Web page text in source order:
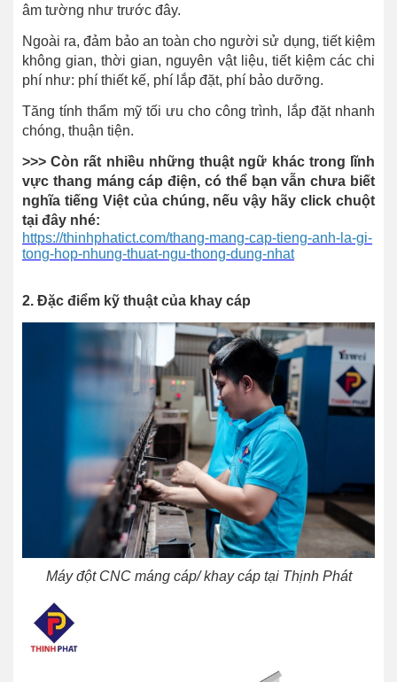
âm tường như trước đây.
Ngoài ra, đảm bảo an toàn cho người sử dụng, tiết kiệm
không gian, thời gian, nguyên vật liệu, tiết kiệm các chi
phí như: phí thiết kế, phí lắp đặt, phí bảo dưỡng.
Tăng tính thẩm mỹ tối ưu cho công trình, lắp đặt nhanh
chóng, thuận tiện.
>>> Còn rất nhiều những thuật ngữ khác trong lĩnh
vực thang máng cáp điện, có thể bạn vẫn chưa biết
nghĩa tiếng Việt của chúng, nếu vậy hãy click chuột
tại đây nhé:
https://thinhphatict.com/thang-mang-cap-tieng-anh-la-gi-
tong-hop-nhung-thuat-ngu-thong-dung-nhat
2. Đặc điểm kỹ thuật của khay cáp
Máy đột CNC máng cáp/ khay cáp tại Thịnh Phát